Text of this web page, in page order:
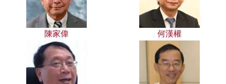
陳家偉 何漢權